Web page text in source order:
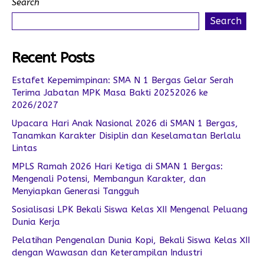
Search
Search
Recent Posts
Estafet Kepemimpinan: SMA N 1 Bergas Gelar Serah
Terima Jabatan MPK Masa Bakti 20252026 ke
2026/2027
Upacara Hari Anak Nasional 2026 di SMAN 1 Bergas,
Tanamkan Karakter Disiplin dan Keselamatan Berlalu
Lintas
MPLS Ramah 2026 Hari Ketiga di SMAN 1 Bergas:
Mengenali Potensi, Membangun Karakter, dan
Menyiapkan Generasi Tangguh
Sosialisasi LPK Bekali Siswa Kelas XII Mengenal Peluang
Dunia Kerja
Pelatihan Pengenalan Dunia Kopi, Bekali Siswa Kelas XII
dengan Wawasan dan Keterampilan Industri